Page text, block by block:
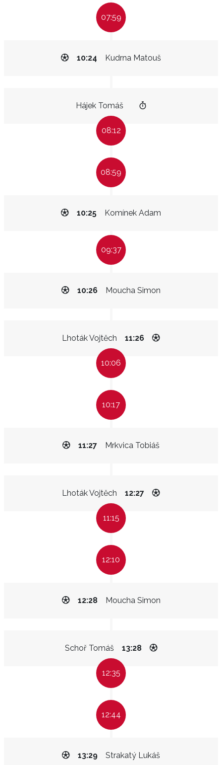
07:59
Kudrna Matouš
10:24
Hájek Tomáš
08:12
08:59
Komínek Adam
10:25
09:37
Moucha Simon
10:26
Lhoták Vojtěch 11:26
10:06
10:17
Mrkvica Tobiáš
11:27
Lhoták Vojtěch 12:27
11:15
12:10
Moucha Simon
12:28
Schoř Tomáš 13:28
12:35
12:44
Strakatý Lukáš
13:29